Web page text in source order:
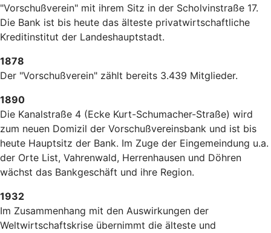
"Vorschußverein" mit ihrem Sitz in der Scholvinstraße 17.
Die Bank ist bis heute das älteste privatwirtschaftliche
Kreditinstitut der Landeshauptstadt.
1878
Der "Vorschußverein" zählt bereits 3.439 Mitglieder.
1890
Die Kanalstraße 4 (Ecke Kurt-Schumacher-Straße) wird
zum neuen Domizil der Vorschußvereinsbank und ist bis
heute Hauptsitz der Bank. Im Zuge der Eingemeindung u.a.
der Orte List, Vahrenwald, Herrenhausen und Döhren
wächst das Bankgeschäft und ihre Region.
1932
Im Zusammenhang mit den Auswirkungen der
Weltwirtschaftskrise übernimmt die älteste und